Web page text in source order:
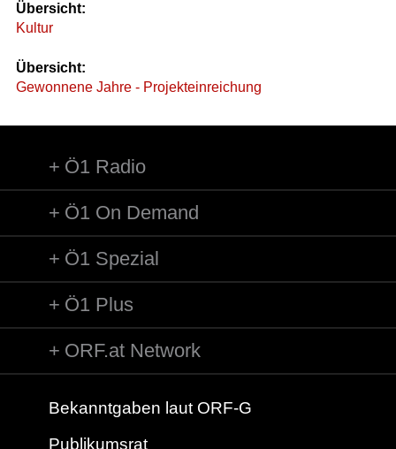
Übersicht:
Kultur
Übersicht:
Gewonnene Jahre - Projekteinreichung
Ö1 Radio
Ö1 On Demand
Ö1 Spezial
Ö1 Plus
ORF.at Network
Bekanntgaben laut ORF-G
Publikumsrat